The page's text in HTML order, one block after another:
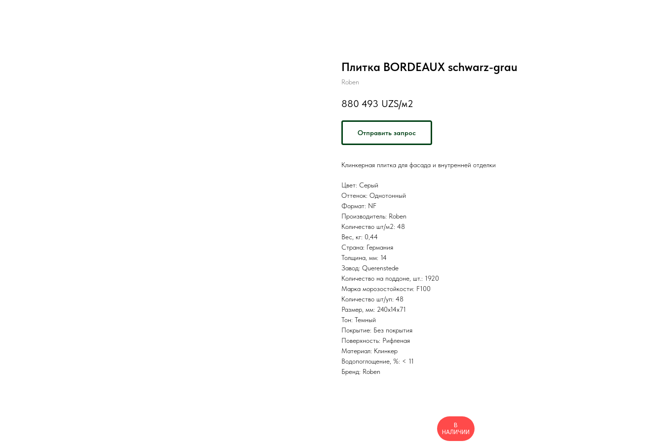
Плитка BORDEAUX schwarz-grau
Roben
880 493 UZS/м2
Отправить запрос
Клинкерная плитка для фасада и внутренней отделки
Цвет: Серый
Оттенок: Однотонный
Формат: NF
Производитель: Roben
Количество шт/м2: 48
Вес, кг: 0,44
Страна: Германия
Толщина, мм: 14
Завод: Querenstede
Количество на поддоне, шт.: 1920
Марка морозостойкости: F100
Количество шт/уп: 48
Размер, мм: 240x14x71
Тон: Темный
Покрытие: Без покрытия
Поверхность: Рифленая
Материал: Клинкер
Водопоглощение, %: < 11
Бренд: Roben
В
НАЛИЧИИ